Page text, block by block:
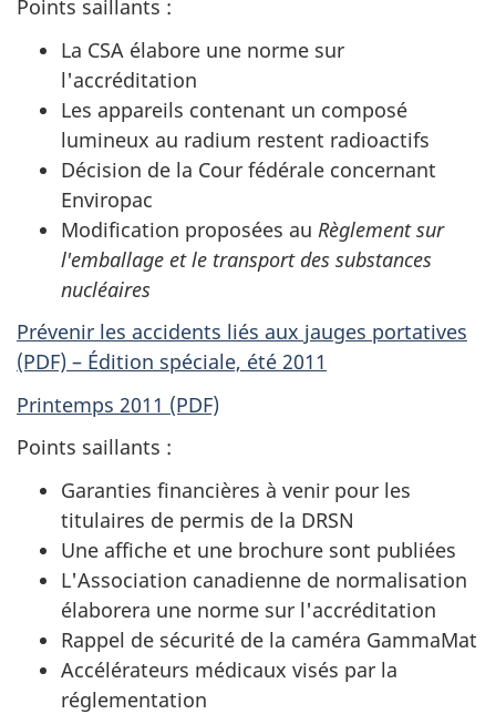
Points saillants :
La CSA élabore une norme sur
l'accréditation
Les appareils contenant un composé
lumineux au radium restent radioactifs
Décision de la Cour fédérale concernant
Enviropac
Modification proposées au Règlement sur
l'emballage et le transport des substances
nucléaires
Prévenir les accidents liés aux jauges portatives
(PDF) – Édition spéciale, été 2011
Printemps 2011 (PDF)
Points saillants :
Garanties financières à venir pour les
titulaires de permis de la DRSN
Une affiche et une brochure sont publiées
L'Association canadienne de normalisation
élaborera une norme sur l'accréditation
Rappel de sécurité de la caméra GammaMat
Accélérateurs médicaux visés par la
réglementation